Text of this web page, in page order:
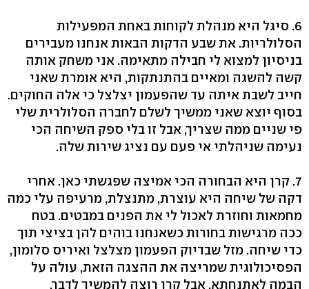
6. סיגל היא מנהלת לקוחות באחת המפעילות
הסלולריות. את שבע הדקות הבאות אנחנו מעבירים
בניסיון למצוא לי חבילה מתאימה. אני משחק אותה
קשה להשגה ומאיים בהתנתקות, היא אומרת שאני
חייב לשבת איתה עד שהפעמון יצלצל כי אלה החוקים.
בסוף יוצא שאני ממשיך לשלם לחברה הסלולרית שלי
פי שניים ממה שצריך, אבל זו בלי ספק השיחה הכי
נעימה שניהלתי אי פעם עם נציג שירות שלה.
7. קרן היא הבחורה הכי אמיצה שפגשתי כאן. אחרי
דקה של שיחה היא עוצרת, מתנצלת, מרעיפה עלי כמה
מחמאות וחוזרת לאכול לי את הפנים במבטים. בטח
ככה מרגישות בחורות כשאנחנו בוהים להן בציצי תוך
כדי שיחה. מזל שבדיוק הפעמון מצלצל ואיריס סלומון,
הפסיכולוגית שמריצה את ההצגה הזאת, עולה על
הבמה לאתנחתא. אבל קרן רוצה להמשיך לדבר.